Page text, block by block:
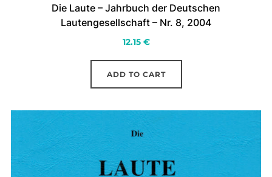
Die Laute – Jahrbuch der Deutschen
Lautengesellschaft – Nr. 8, 2004
12.15 €
ADD TO CART